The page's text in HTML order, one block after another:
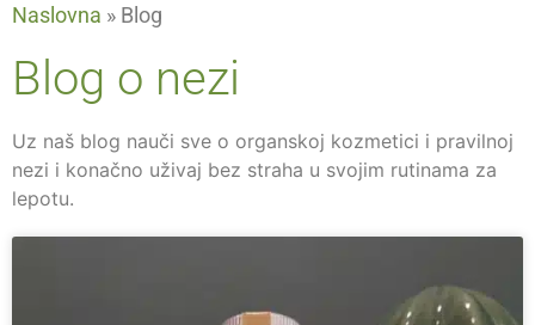
Naslovna » Blog
Blog o nezi
Uz naš blog nauči sve o organskoj kozmetici i pravilnoj
nezi i konačno uživaj bez straha u svojim rutinama za
lepotu.